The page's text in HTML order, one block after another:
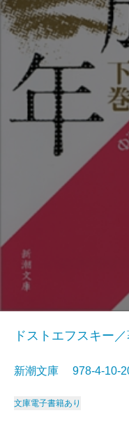
ドストエフスキー
新潮文庫 978-4-10-
文庫電子書籍あり